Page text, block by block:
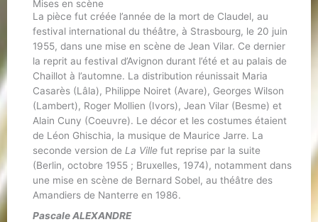
Mises en scène
La pièce fut créée l’année de la mort de Claudel, au
festival international du théâtre, à Strasbourg, le 20 juin
1955, dans une mise en scène de Jean Vilar. Ce dernier
la reprit au festival d’Avignon durant l’été et au palais de
Chaillot à l’automne. La distribution réunissait Maria
Casarès (Lâla), Philippe Noiret (Avare), Georges Wilson
(Lambert), Roger Mollien (Ivors), Jean Vilar (Besme) et
Alain Cuny (Coeuvre). Le décor et les costumes étaient
de Léon Ghischia, la musique de Maurice Jarre. La
seconde version de La Ville fut reprise par la suite
(Berlin, octobre 1955 ; Bruxelles, 1974), notamment dans
une mise en scène de Bernard Sobel, au théâtre des
Amandiers de Nanterre en 1986.
Pascale ALEXANDRE